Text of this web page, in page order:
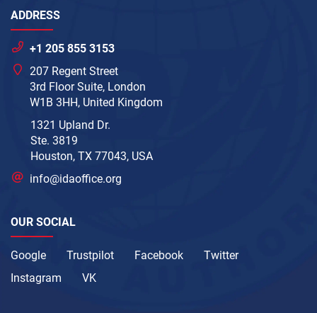
ADDRESS
+1 205 855 3153
207 Regent Street
3rd Floor Suite, London
W1B 3HH, United Kingdom
1321 Upland Dr.
Ste. 3819
Houston, TX 77043, USA
info@idaoffice.org
OUR SOCIAL
Google Trustpilot Facebook
Twitter
Instagram
VK